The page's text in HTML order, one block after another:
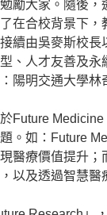
勵大家。隨後
在合校背景下
續由吳麥斯校
、人才友善及永
陽明交通大學林
Future
。如：Future
醫療價值提升
以及透過智慧醫